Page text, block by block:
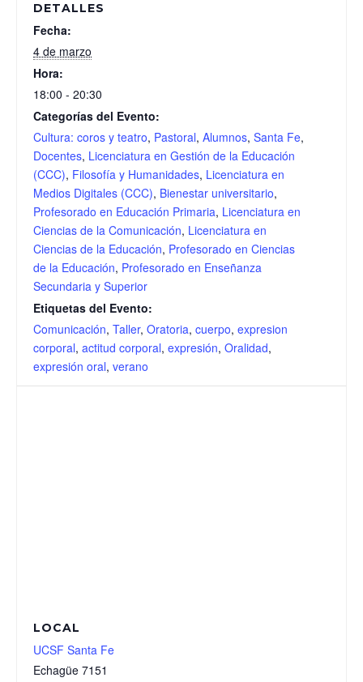
DETALLES
Fecha:
4 de marzo
Hora:
18:00 - 20:30
Categorías del Evento:
Cultura: coros y teatro, Pastoral, Alumnos, Santa Fe,
Docentes, Licenciatura en Gestión de la Educación
(CCC), Filosofía y Humanidades, Licenciatura en
Medios Digitales (CCC), Bienestar universitario,
Profesorado en Educación Primaria, Licenciatura en
Ciencias de la Comunicación, Licenciatura en
Ciencias de la Educación, Profesorado en Ciencias
de la Educación, Profesorado en Enseñanza
Secundaria y Superior
Etiquetas del Evento:
Comunicación, Taller, Oratoria, cuerpo, expresion
corporal, actitud corporal, expresión, Oralidad,
expresión oral, verano
LOCAL
UCSF Santa Fe
Echagüe 7151